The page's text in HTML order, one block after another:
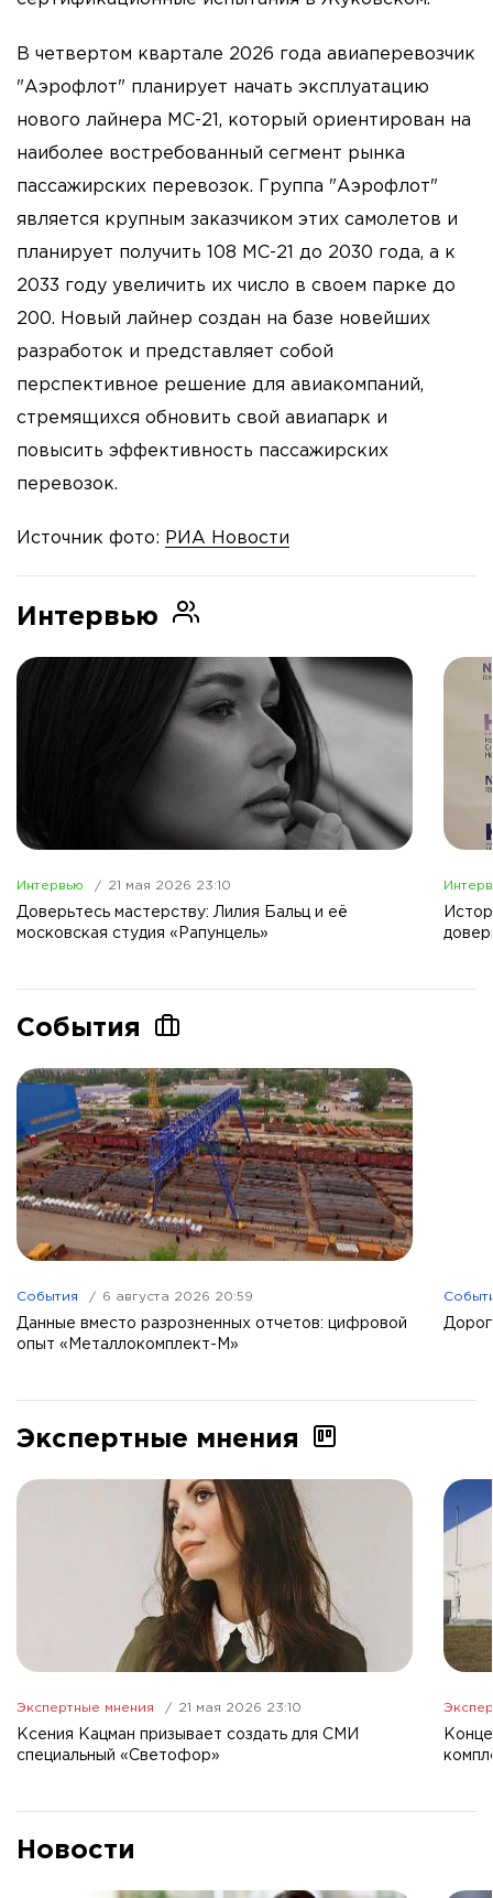
В четвертом квартале 2026 года авиаперевозчик
"Аэрофлот" планирует начать эксплуатацию
нового лайнера МС-21, который ориентирован на
наиболее востребованный сегмент рынка
пассажирских перевозок. Группа "Аэрофлот"
является крупным заказчиком этих самолетов и
планирует получить 108 МС-21 до 2030 года, а к
2033 году увеличить их число в своем парке до
200. Новый лайнер создан на базе новейших
разработок и представляет собой
перспективное решение для авиакомпаний,
стремящихся обновить свой авиапарк и
повысить эффективность пассажирских
перевозок.
Источник фото: РИА Новости
Интервью
Интервью 21 мая 2026 23:10
Доверьтесь мастерству: Лилия Бальц и её
московская студия «Рапунцель»
События
События 6 августа 2026 20:59
Данные вместо разрозненных отчетов: цифровой
опыт «Металлокомплект-М»
Экспертные мнения
Экспертные мнения 21 мая 2026 23:10
Ксения Кацман призывает создать для СМИ
специальный «Светофор»
Новости